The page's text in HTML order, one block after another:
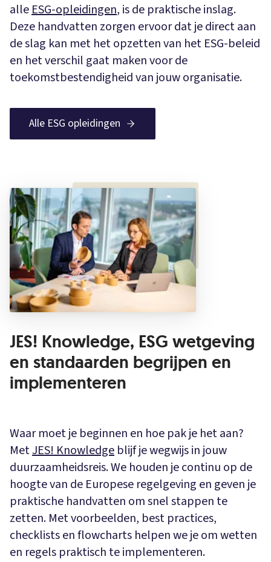
alle ESG-opleidingen, is de praktische inslag.
Deze handvatten zorgen ervoor dat je direct aan
de slag kan met het opzetten van het ESG-beleid
en het verschil gaat maken voor de
toekomstbestendigheid van jouw organisatie.
Alle ESG opleidingen
JES! Knowledge, ESG wetgeving
en standaarden begrijpen en
implementeren
Waar moet je beginnen en hoe pak je het aan?
MetJES! Knowledge blijf je wegwijs in jouw
duurzaamheidsreis. We houden je continu op de
hoogte van de Europese regelgeving en geven je
praktische handvatten om snel stappen te
zetten. Met voorbeelden, best practices,
checklists en flowcharts helpen we je om wetten
en regels praktisch te implementeren.